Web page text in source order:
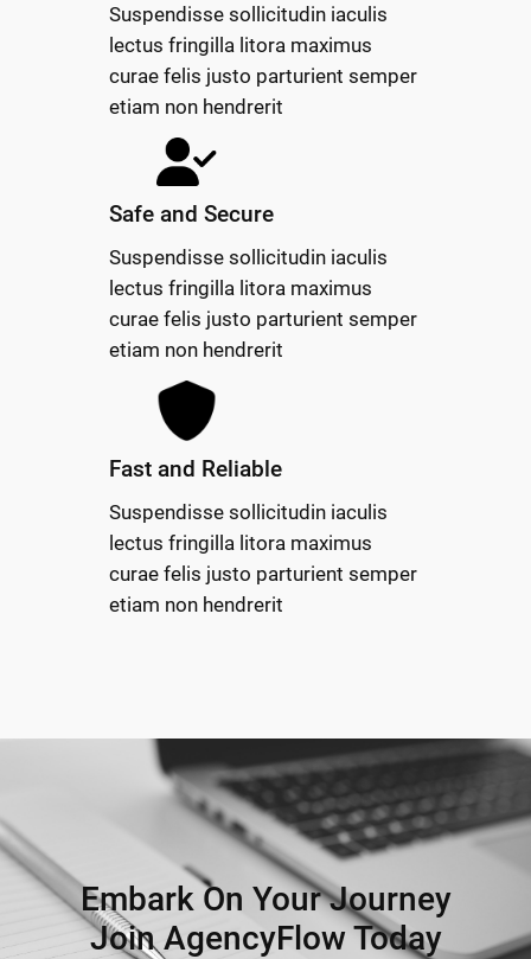
Suspendisse sollicitudin iaculis
lectus fringilla litora maximus
curae felis justo parturient semper
etiam non hendrerit
Safe and Secure
Suspendisse sollicitudin iaculis
lectus fringilla litora maximus
curae felis justo parturient semper
etiam non hendrerit
Fast and Reliable
Suspendisse sollicitudin iaculis
lectus fringilla litora maximus
curae felis justo parturient semper
etiam non hendrerit
Embark On Your Journey
Join AgencyFlow Today